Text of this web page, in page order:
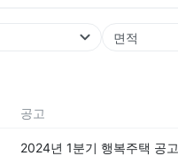
면적
공고
2024년 1분기 행복주택 공고